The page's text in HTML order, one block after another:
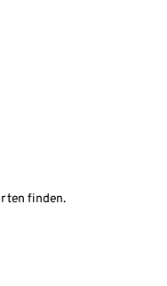
finden.